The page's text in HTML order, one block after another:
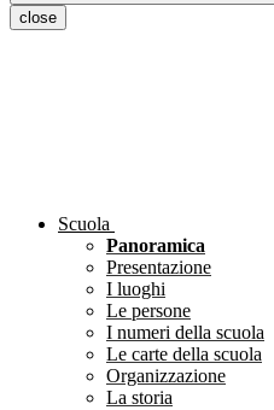
close
Scuola
Panoramica
Presentazione
I luoghi
Le persone
I numeri della scuola
Le carte della scuola
Organizzazione
La storia